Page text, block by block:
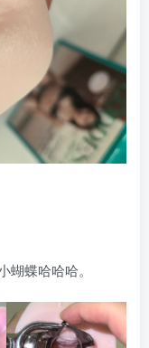
蝶哈哈哈。